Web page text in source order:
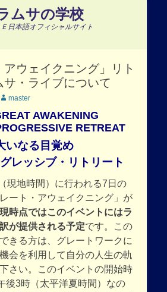
ムサの学校
Ｅ日本語オフィシャルサイト
アウェイクニング」リト
サ・ライブについて
Author
master
AWAKENING
RETREAT
いなる目覚め
レッシブ・リトリート
現地時間）に行われる7日の
ート・アウェイクニング」が
現時点ではこのイベントにはラ
が提供される予定です。この
きる方は、グレートワークに
会を利用して自分の人生の軌
さい。このイベントの開始時
後3時（太平洋夏時間）なの